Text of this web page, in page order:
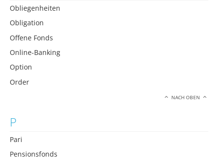
Obliegenheiten
Obligation
Offene Fonds
Online-Banking
Option
Order
NACH OBEN
P
Pari
Pensionsfonds